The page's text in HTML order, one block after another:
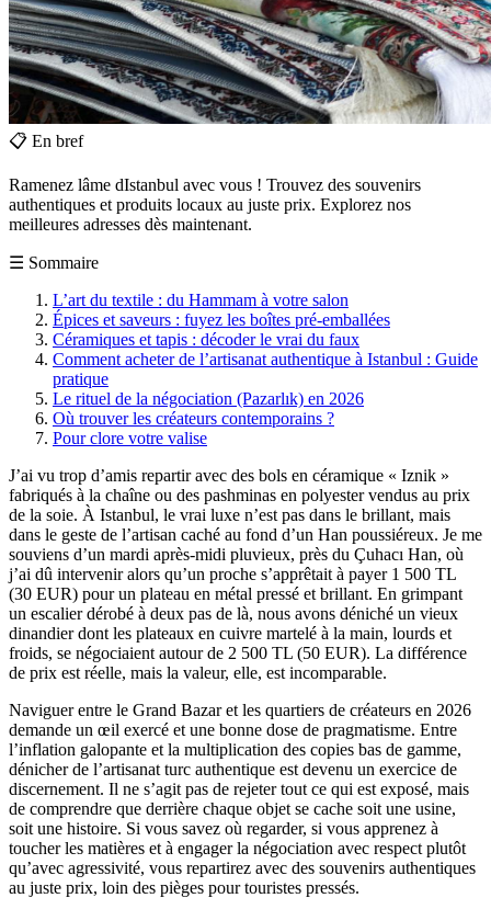
📋 En bref
Ramenez lâme dIstanbul avec vous ! Trouvez des souvenirs
authentiques et produits locaux au juste prix. Explorez nos
meilleures adresses dès maintenant.
☰ Sommaire
L’art du textile : du Hammam à votre salon
Épices et saveurs : fuyez les boîtes pré-emballées
Céramiques et tapis : décoder le vrai du faux
Comment acheter de l’artisanat authentique à Istanbul : Guide
pratique
Le rituel de la négociation (Pazarlık) en 2026
Où trouver les créateurs contemporains ?
Pour clore votre valise
J’ai vu trop d’amis repartir avec des bols en céramique « Iznik »
fabriqués à la chaîne ou des pashminas en polyester vendus au prix
de la soie. À Istanbul, le vrai luxe n’est pas dans le brillant, mais
dans le geste de l’artisan caché au fond d’un Han poussiéreux. Je me
souviens d’un mardi après-midi pluvieux, près du Çuhacı Han, où
j’ai dû intervenir alors qu’un proche s’apprêtait à payer 1 500 TL
(30 EUR) pour un plateau en métal pressé et brillant. En grimpant
un escalier dérobé à deux pas de là, nous avons déniché un vieux
dinandier dont les plateaux en cuivre martelé à la main, lourds et
froids, se négociaient autour de 2 500 TL (50 EUR). La différence
de prix est réelle, mais la valeur, elle, est incomparable.
Naviguer entre le Grand Bazar et les quartiers de créateurs en 2026
demande un œil exercé et une bonne dose de pragmatisme. Entre
l’inflation galopante et la multiplication des copies bas de gamme,
dénicher de l’artisanat turc authentique est devenu un exercice de
discernement. Il ne s’agit pas de rejeter tout ce qui est exposé, mais
de comprendre que derrière chaque objet se cache soit une usine,
soit une histoire. Si vous savez où regarder, si vous apprenez à
toucher les matières et à engager la négociation avec respect plutôt
qu’avec agressivité, vous repartirez avec des souvenirs authentiques
au juste prix, loin des pièges pour touristes pressés.